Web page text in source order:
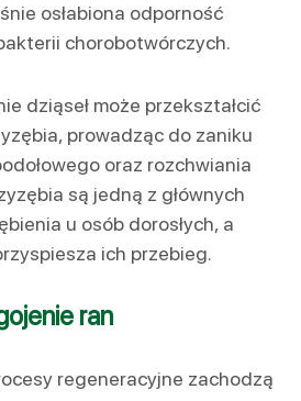
osłabiona odporność
chorobotwórczych.
dziąseł może przekształcić
prowadząc do zaniku
oraz rozchwiania
są jedną z głównych
u osób dorosłych, a
ich przebieg.
ran
regeneracyjne zachodzą